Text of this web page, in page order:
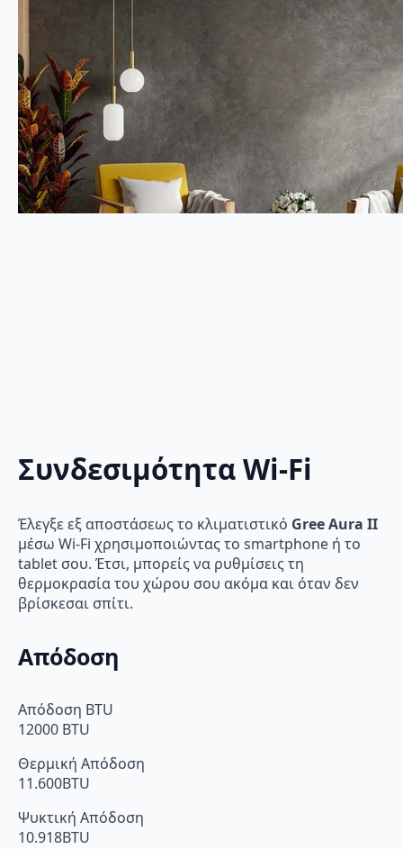
Συνδεσιμότητα Wi-Fi
Έλεγξε εξ αποστάσεως το κλιματιστικό Gree Aura II
μέσω Wi-Fi χρησιμοποιώντας το smartphone ή το
tablet σου. Έτσι, μπορείς να ρυθμίσεις τη
θερμοκρασία του χώρου σου ακόμα και όταν δεν
βρίσκεσαι σπίτι.
Απόδοση
Απόδοση BTU
12000 BTU
Θερμική Απόδοση
11.600BTU
Ψυκτική Απόδοση
10.918BTU